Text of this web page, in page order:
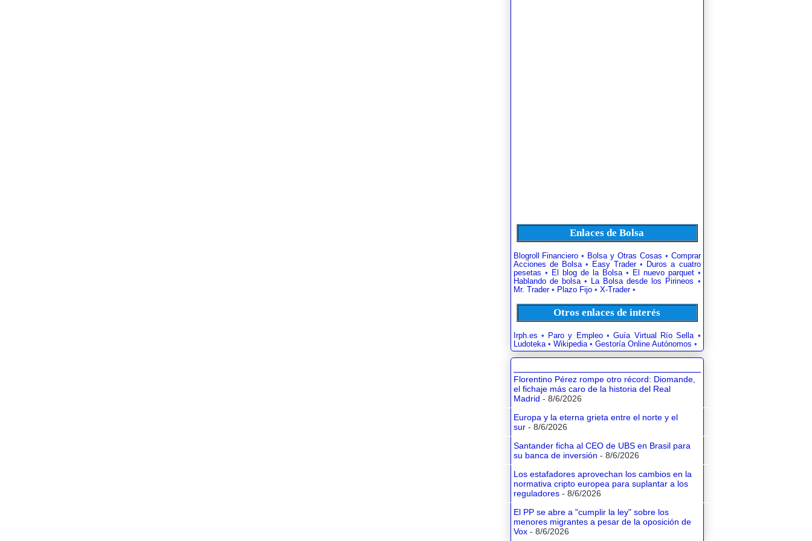
Enlaces de Bolsa
Blogroll Financiero • Bolsa y Otras Cosas • Comprar
Acciones de Bolsa• Easy Trader•
Duros a cuatro
pesetas • El blog de la Bolsa• El nuevo parquet•
Hablando de bolsa• La Bolsa desde los Pirineos •
Mr. Trader• Plazo Fijo• X-Trader•
Otros enlaces de interés
Irph.es • Paro y Empleo•Guía Virtual Río Sella•
Ludoteka• Wikipedia• Gestoría Online Autónomos •
Florentino Pérez rompe otro récord: Diomande,
el fichaje más caro de la historia del Real
Madrid - 8/6/2026
Europa y la eterna grieta entre el norte y el
sur- 8/6/2026
Santander ficha al CEO de UBS en Brasil para
su banca de inversión - 8/6/2026
Los estafadores aprovechan los cambios en la
normativa cripto europea para suplantar a los
reguladores- 8/6/2026
El PP se abre a "cumplir la ley" sobre los
menores migrantes a pesar de la oposición de
Vox- 8/6/2026